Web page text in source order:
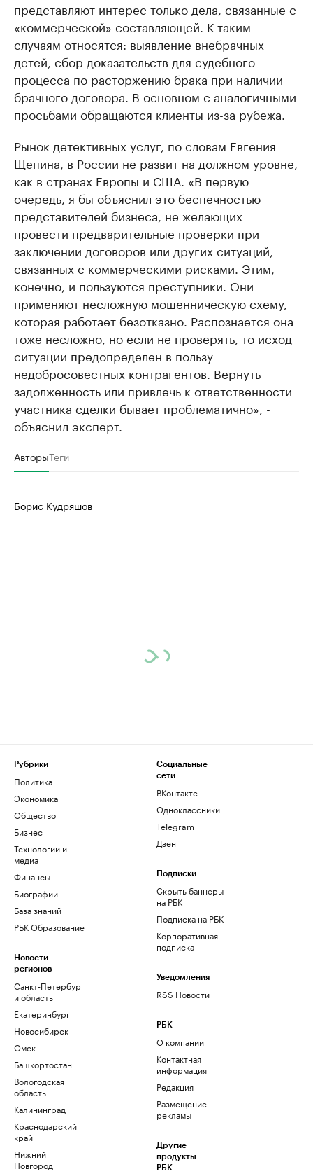
представляют интерес только дела, связанные с
«коммерческой» составляющей. К таким
случаям относятся: выявление внебрачных
детей, сбор доказательств для судебного
процесса по расторжению брака при наличии
брачного договора. В основном с аналогичными
просьбами обращаются клиенты из-за рубежа.
Рынок детективных услуг, по словам Евгения
Щепина, в России не развит на должном уровне,
как в странах Европы и США. «В первую
очередь, я бы объяснил это беспечностью
представителей бизнеса, не желающих
провести предварительные проверки при
заключении договоров или других ситуаций,
связанных с коммерческими рисками. Этим,
конечно, и пользуются преступники. Они
применяют несложную мошенническую схему,
которая работает безотказно. Распознается она
тоже несложно, но если не проверять, то исход
ситуации предопределен в пользу
недобросовестных контрагентов. Вернуть
задолженность или привлечь к ответственности
участника сделки бывает проблематично», -
объяснил эксперт.
АвторыТеги
Борис Кудряшов
Рубрики
Политика
Экономика
Общество
Бизнес
Технологии и
медиа
Финансы
Биографии
База знаний
РБК Образование
Новости
регионов
Санкт-Петербург
и область
Екатеринбург
Новосибирск
Омск
Башкортостан
Вологодская
область
Калининград
Краснодарский
край
Нижний
Новгород
Социальные
сети
ВКонтакте
Одноклассники
Telegram
Дзен
Подписки
Скрыть баннеры
на РБК
Подписка на РБК
Корпоративная
подписка
Уведомления
RSS Новости
РБК
О компании
Контактная
информация
Редакция
Размещение
рекламы
Другие
продукты
РБК